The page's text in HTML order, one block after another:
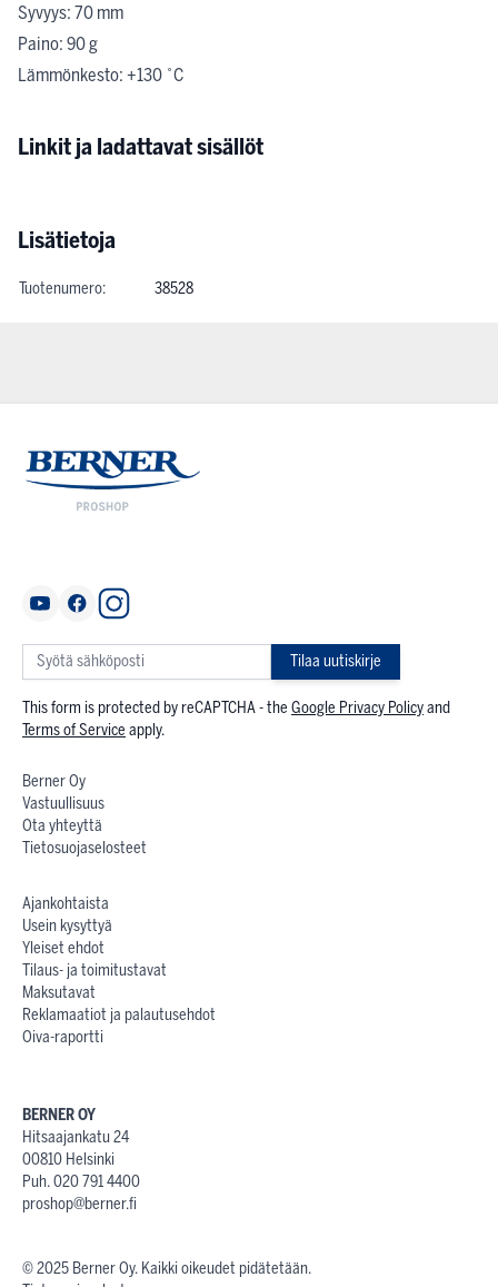
Syvyys: 70 mm
Paino: 90 g
Lämmönkesto: +130 ˚C
Linkit ja ladattavat sisällöt
Lisätietoja
Tuotenumero: 38528
Tilaa uutiskirje
This form is protected by reCAPTCHA - the Google Privacy Policyand
Terms of Service apply.
Berner Oy
Vastuullisuus
Ota yhteyttä
Tietosuojaselosteet
Ajankohtaista
Usein kysyttyä
Yleiset ehdot
Tilaus- ja toimitustavat
Maksutavat
Reklamaatiot ja palautusehdot
Oiva-raportti
BERNER OY
Hitsaajankatu 24
00810 Helsinki
Puh. 020 791 4400
proshop@berner.fi
© 2025 Berner Oy. Kaikki oikeudet pidätetään.